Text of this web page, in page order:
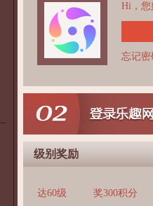
Hi，您
忘记密
级别奖励
达60级 奖300积分